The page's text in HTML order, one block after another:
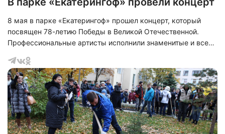
8 мая в парке «Екатерингоф» прошел концерт, который
посвящен 78-летию Победы в Великой Отечественной.
Профессиональные артисты исполнили знаменитые и всем
«Жди меня», «Блокадный вальс» и другие песни о войне.